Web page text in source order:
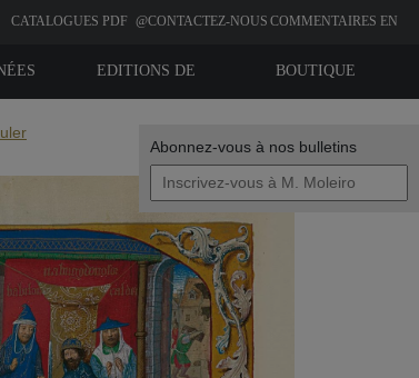
Abonnez-vous à nos bulletins
CATALOGUES PDF @CONTACTEZ-NOUS COMMENTAIRES EN
BOUTIQUE
EDITIONS DE